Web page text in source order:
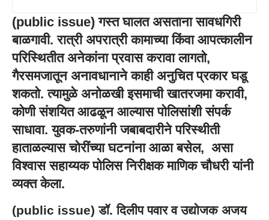
(public issue) गस्त घालत असताना सावधगिरी
बाळगावी. रात्री अपरात्री कामाच्या किंवा आपत्कालीन
परिस्थितीत अनेकांना प्रवास करावा लागतो,
गैरसमजातून अनावधानाने काही अनुचित प्रकार घडू
शकतो. त्यामुळे अनोळखी इसमाची खातरजमा करावी,
कोणी संशयित आढळून आल्यास पोलिसांशी संपर्क
साधावा. युवक-तरुणांनी जबाबदारीने परिस्थीती
हाताळल्यास चोरींच्या घटनांना आळा बसेल, असा
विश्वास सहाय्यक पोलिस निरीक्षक माणिक चौधरी यांनी
व्यक्त केला.
(public issue) डॉ. दिलीप पवार व उद्योजक अजय